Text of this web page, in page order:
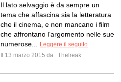
Il lato selvaggio è da sempre un
tema che affascina sia la letteratura
che il cinema, e non mancano i film
che affrontano l’argomento nelle sue
numerose...
Leggere il seguito
Il 13 marzo 2015 da
Thefreak